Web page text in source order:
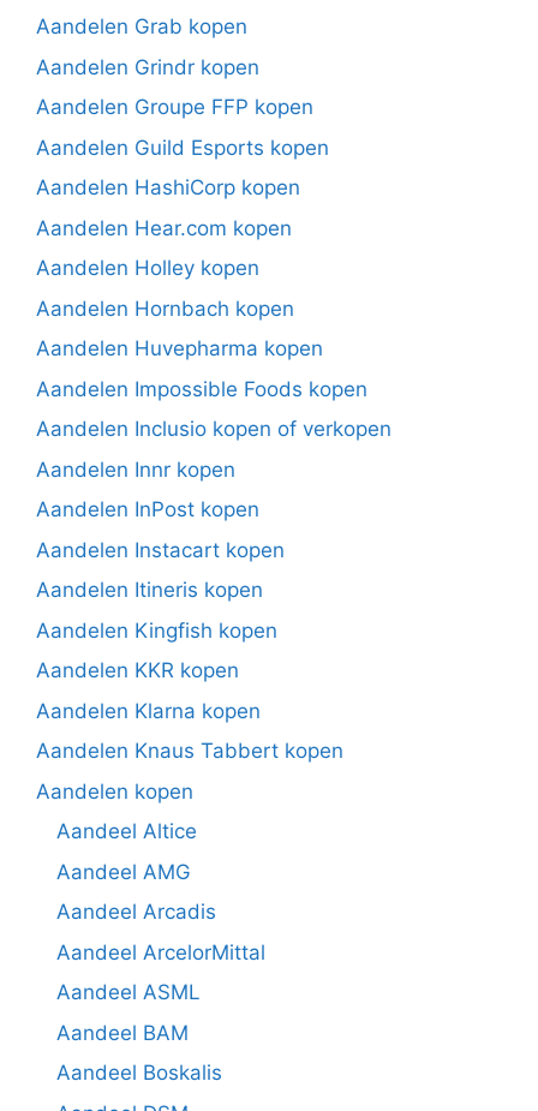
Aandelen Grab kopen
Aandelen Grindr kopen
Aandelen Groupe FFP kopen
Aandelen Guild Esports kopen
Aandelen HashiCorp kopen
Aandelen Hear.com kopen
Aandelen Holley kopen
Aandelen Hornbach kopen
Aandelen Huvepharma kopen
Aandelen Impossible Foods kopen
Aandelen Inclusio kopen of verkopen
Aandelen Innr kopen
Aandelen InPost kopen
Aandelen Instacart kopen
Aandelen Itineris kopen
Aandelen Kingfish kopen
Aandelen KKR kopen
Aandelen Klarna kopen
Aandelen Knaus Tabbert kopen
Aandelen kopen
Aandeel Altice
Aandeel AMG
Aandeel Arcadis
Aandeel ArcelorMittal
Aandeel ASML
Aandeel BAM
Aandeel Boskalis